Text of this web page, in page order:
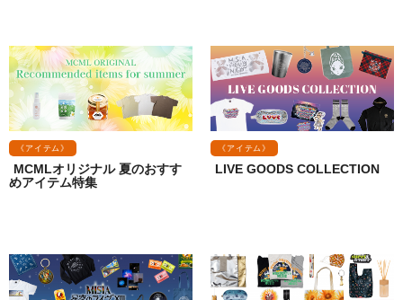
《アイテム》
MCMLオリジナル 夏のおすす
めアイテム特集
《アイテム》
LIVE GOODS COLLECTION